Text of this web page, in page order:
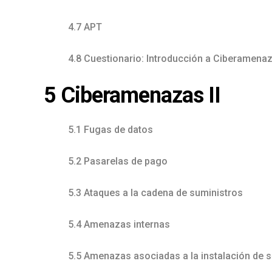
4.7 APT
4.8 Cuestionario: Introducción a
5 Ciberamenazas II
5.1 Fugas de datos
5.2 Pasarelas de pago
5.3 Ataques a la cadena de suministros
5.4 Amenazas internas
5.5 Amenazas asociadas a la instalación de